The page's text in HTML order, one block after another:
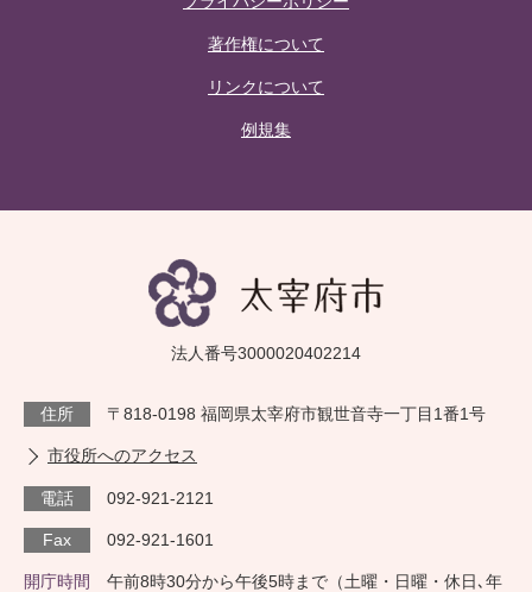
著作権について
リンクについて
例規集
法人番号3000020402214
住所 〒818-0198 福岡県太宰府市観世音寺一丁目1番1号
市役所へのアクセス
電話 092-921-2121
Fax 092-921-1601
開庁時間 午前8時30分から午後5時まで（土曜・日曜・休日､年